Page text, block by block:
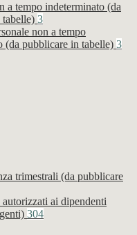
a tempo indeterminato (da
3
non a tempo
(da pubblicare in tabelle) 3
trimestrali (da pubblicare
ai dipendenti
304